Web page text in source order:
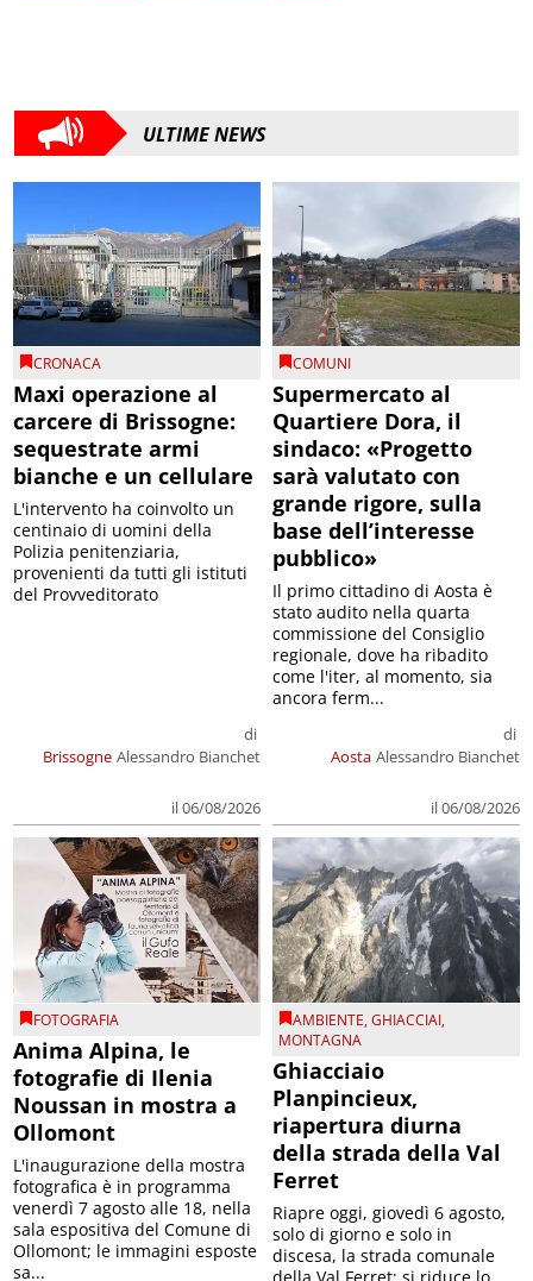
ULTIME NEWS
CRONACA
Maxi operazione al
carcere di Brissogne:
sequestrate armi
bianche e un cellulare
Brissogne
di
Alessandro Bianchet
il 06/08/2026
L'intervento ha coinvolto un
centinaio di uomini della
Polizia penitenziaria,
provenienti da tutti gli istituti
del Provveditorato
COMUNI
Supermercato al
Quartiere Dora, il
sindaco: «Progetto
sarà valutato con
grande rigore, sulla
base dell’interesse
pubblico»
Aosta
di
Alessandro Bianchet
il 06/08/2026
Il primo cittadino di Aosta è
stato audito nella quarta
commissione del Consiglio
regionale, dove ha ribadito
come l'iter, al momento, sia
ancora ferm...
FOTOGRAFIA
Anima Alpina, le
fotografie di Ilenia
Noussan in mostra a
Ollomont
L'inaugurazione della mostra
fotografica è in programma
venerdì 7 agosto alle 18, nella
sala espositiva del Comune di
Ollomont; le immagini esposte
sa...
AMBIENTE,GHIACCIAI,
MONTAGNA
Ghiacciaio
Planpincieux,
riapertura diurna
della strada della Val
Ferret
Riapre oggi, giovedì 6 agosto,
solo di giorno e solo in
discesa, la strada comunale